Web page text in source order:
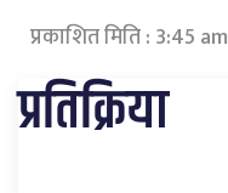
प्रकाशित मिति : 3:45 am
प्रतिक्रिया